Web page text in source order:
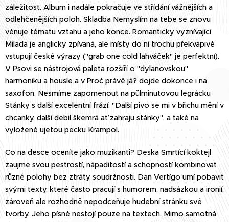
záležitost. Album i nadále pokračuje ve střídání vážnějších a
odlehčenějších poloh. Skladba Nemyslím na tebe se znovu
věnuje tématu vztahu a jeho konce. Romanticky vyznívající
Milada je anglicky zpívaná, ale místy do ní trochu překvapivě
vstupují české výrazy ("grab one cold lahváček" je perfektní).
V Psovi se nástrojová paleta rozšíří o "dylanovskou"
harmoniku a housle a v Proč právě já? dojde dokonce i na
saxofon. Nesmíme zapomenout na půlminutovou legrácku
Stánky s další excelentní frází: "Další pivo se mi v břichu mění v
chcanky, další debil škemrá ať zahraju stánky", a také na
vyloženě ujetou pecku Krampol.
Co na desce oceníte jako muzikanti? Deska Smrtící koktejl
zaujme svou pestrostí, nápaditostí a schopností kombinovat
různé polohy bez ztráty soudržnosti. Dan Vertígo umí pobavit
svými texty, které často pracují s humorem, nadsázkou a ironií,
zároveň ale rozhodně nepodceňuje hudební stránku své
tvorby. Jeho písně nestojí pouze na textech. Mimo samotná